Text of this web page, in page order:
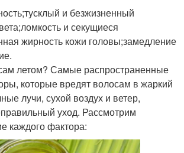
и безжизненный
и секущиеся
жирность кожи головы;замедление
летом? Самые распространенные
которые вредят волосам в жаркий
лучи, сухой воздух и ветер,
уход. Рассмотрим
каждого фактора: